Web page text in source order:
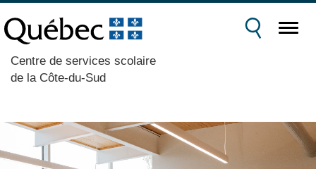
Centre de services scolaire
de la Côte-du-Sud